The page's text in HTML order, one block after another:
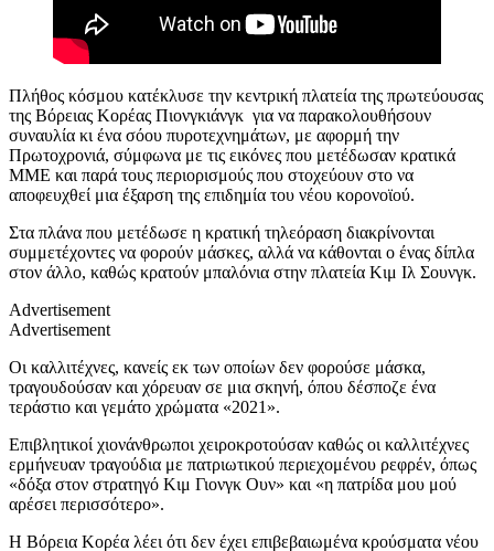
Πλήθος κόσμου κατέκλυσε την κεντρική πλατεία της πρωτεύουσας
της Βόρειας Κορέας Πιονγκιάνγκ για να παρακολουθήσουν
συναυλία κι ένα σόου πυροτεχνημάτων, με αφορμή την
Πρωτοχρονιά, σύμφωνα με τις εικόνες που μετέδωσαν κρατικά
ΜΜΕ και παρά τους περιορισμούς που στοχεύουν στο να
αποφευχθεί μια έξαρση της επιδημία του νέου κορονοϊού.
Στα πλάνα που μετέδωσε η κρατική τηλεόραση διακρίνονται
συμμετέχοντες να φορούν μάσκες, αλλά να κάθονται ο ένας δίπλα
στον άλλο, καθώς κρατούν μπαλόνια στην πλατεία Κιμ Ιλ Σουνγκ.
Advertisement
Advertisement
Οι καλλιτέχνες, κανείς εκ των οποίων δεν φορούσε μάσκα,
τραγουδούσαν και χόρευαν σε μια σκηνή, όπου δέσποζε ένα
τεράστιο και γεμάτο χρώματα «2021».
Επιβλητικοί χιονάνθρωποι χειροκροτούσαν καθώς οι καλλιτέχνες
ερμήνευαν τραγούδια με πατριωτικού περιεχομένου ρεφρέν, όπως
«δόξα στον στρατηγό Κιμ Γιονγκ Ουν» και «η πατρίδα μου μού
αρέσει περισσότερο».
Η Βόρεια Κορέα λέει ότι δεν έχει επιβεβαιωμένα κρούσματα νέου